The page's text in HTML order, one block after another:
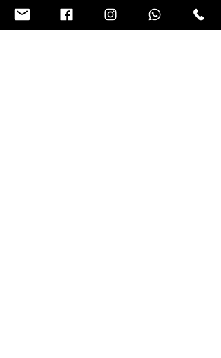
entwickelten das Design der App, fungierten als Berater
und brachten kreative Ideen für Spiele ein.